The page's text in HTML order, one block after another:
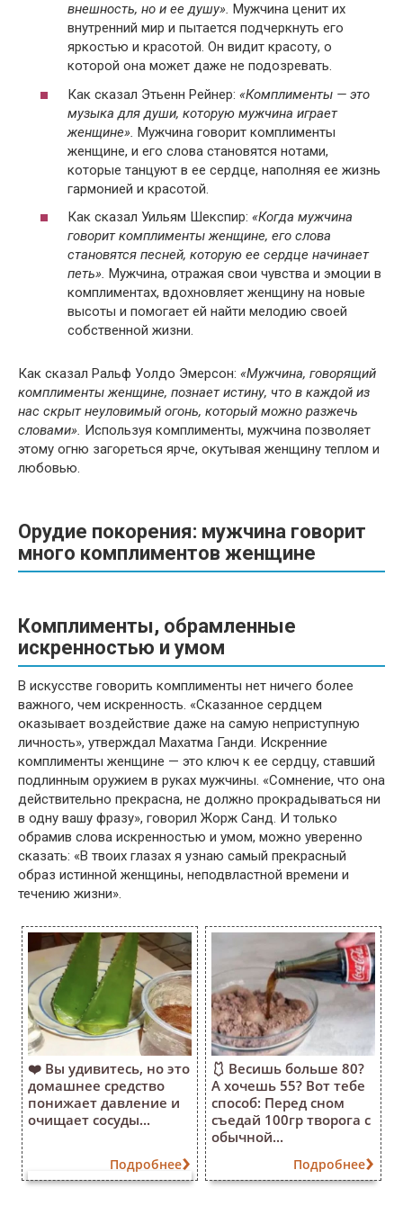
внешность, но и ее душу». Мужчина ценит их
внутренний мир и пытается подчеркнуть его
яркостью и красотой. Он видит красоту, о
которой она может даже не подозревать.
Как сказал Этьенн Рейнер: «Комплименты — это
музыка для души, которую мужчина играет
женщине». Мужчина говорит комплименты
женщине, и его слова становятся нотами,
которые танцуют в ее сердце, наполняя ее жизнь
гармонией и красотой.
Как сказал Уильям Шекспир: «Когда мужчина
говорит комплименты женщине, его слова
становятся песней, которую ее сердце начинает
петь». Мужчина, отражая свои чувства и эмоции в
комплиментах, вдохновляет женщину на новые
высоты и помогает ей найти мелодию своей
собственной жизни.
Как сказал Ральф Уолдо Эмерсон: «Мужчина, говорящий
комплименты женщине, познает истину, что в каждой из
нас скрыт неуловимый огонь, который можно разжечь
словами». Используя комплименты, мужчина позволяет
этому огню загореться ярче, окутывая женщину теплом и
любовью.
Орудие покорения: мужчина говорит
много комплиментов женщине
Комплименты, обрамленные
искренностью и умом
В искусстве говорить комплименты нет ничего более
важного, чем искренность. «Сказанное сердцем
оказывает воздействие даже на самую неприступную
личность», утверждал Махатма Ганди. Искренние
комплименты женщине — это ключ к ее сердцу, ставший
подлинным оружием в руках мужчины. «Сомнение, что она
действительно прекрасна, не должно прокрадываться ни
в одну вашу фразу», говорил Жорж Санд. И только
обрамив слова искренностью и умом, можно уверенно
сказать: «В твоих глазах я узнаю самый прекрасный
образ истинной женщины, неподвластной времени и
течению жизни».
❤️ Вы удивитесь, но это
домашнее средство
понижает давление и
очищает сосуды...
Подробнее
🩱 Весишь больше 80?
А хочешь 55? Вот тебе
способ: Перед сном
съедай 100гр творога с
обычной...
Подробнее